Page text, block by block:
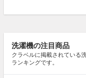
洗濯機の注目商品
クラベルに掲載されている
ランキングです。